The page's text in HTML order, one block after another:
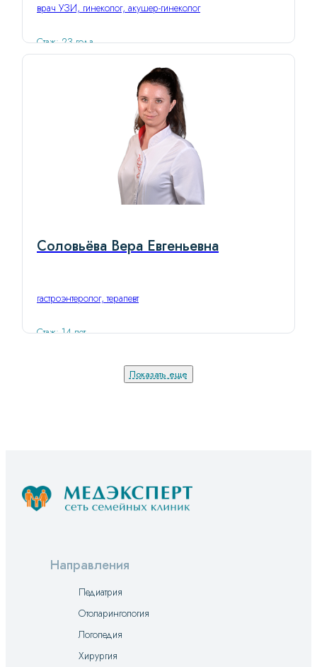
врач УЗИ, гинеколог, акушер-гинеколог
Стаж: 23 года
Соловьёва Вера Евгеньевна
гастроэнтеролог, терапевт
Стаж: 14 лет
Показать еще
Направления
Педиатрия
Отоларингология
Логопедия
Хирургия